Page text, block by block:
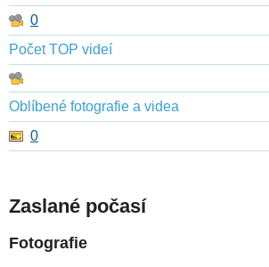
0
Počet TOP videí
Oblíbené fotografie a videa
0
Zaslané počasí
Fotografie